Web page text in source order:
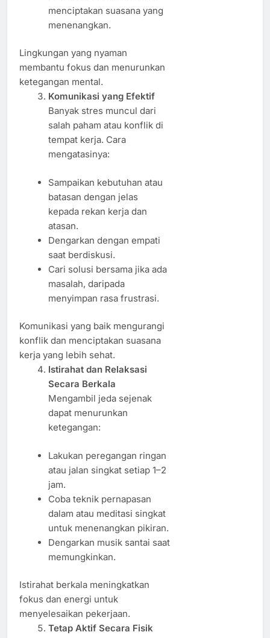
menciptakan suasana yang
menenangkan.
Lingkungan yang nyaman
membantu fokus dan menurunkan
ketegangan mental.
Komunikasi yang Efektif
Banyak stres muncul dari
salah paham atau konflik di
tempat kerja. Cara
mengatasinya:
Sampaikan kebutuhan atau
batasan dengan jelas
kepada rekan kerja dan
atasan.
Dengarkan dengan empati
saat berdiskusi.
Cari solusi bersama jika ada
masalah, daripada
menyimpan rasa frustrasi.
Komunikasi yang baik mengurangi
konflik dan menciptakan suasana
kerja yang lebih sehat.
Istirahat dan Relaksasi
Secara Berkala
Mengambil jeda sejenak
dapat menurunkan
ketegangan:
Lakukan peregangan ringan
atau jalan singkat setiap 1–2
jam.
Coba teknik pernapasan
dalam atau meditasi singkat
untuk menenangkan pikiran.
Dengarkan musik santai saat
memungkinkan.
Istirahat berkala meningkatkan
fokus dan energi untuk
menyelesaikan pekerjaan.
Tetap Aktif Secara Fisik